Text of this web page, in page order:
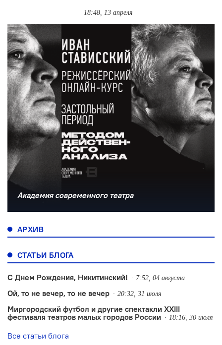
18:48, 13 апреля
Академия современного театра
АРХИВ
СТАТЬИ БЛОГА
С Днем Рождения, Никитинский! 7:52, 04 августа
Ой, то не вечер, то не вечер 20:32, 31 июля
Миргородский футбол и другие спектакли XXIII
фестиваля театров малых городов России
18:16, 30 июля
Все статьи блога